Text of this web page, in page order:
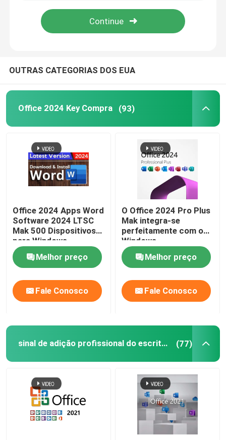
Windows Server 2022
SQL Server Standard 2019
OUTRAS CATEGORIAS DOS EUA
Office 2024 Key Compra (93)
Office 2024 Apps Word
Software 2024 LTSC
Mak 500 Dispositivos
para Windows
Melhor preço
Fale Conosco
O Office 2024 Pro Plus
Mak integra-se
perfeitamente com o
Windows,
proporcionando uma
experiência familiar e
de usuário
Melhor preço
Fale Conosco
sinal de adição profissional do escritório 2021 (77)